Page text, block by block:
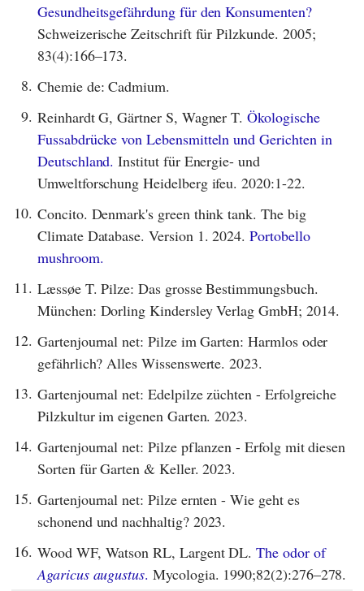
Gesundheitsgefährdung für den Konsumenten?
Schweizerische Zeitschrift für Pilzkunde. 2005;
83(4):166–173.
8. Chemie de: Cadmium.
9. Reinhardt G, Gärtner S, Wagner T.Ökologische
Fussabdrücke von Lebensmitteln und Gerichten in
Deutschland. Institut für Energie- und
Umweltforschung Heidelberg ifeu. 2020:1-22.
10. Concito. Denmark's green think tank. The big
Climate Database. Version 1. 2024.Portobello
mushroom.
11. Læssøe T. Pilze: Das grosse Bestimmungsbuch.
München: Dorling Kindersley Verlag GmbH; 2014.
12. Gartenjournal net: Pilze im Garten: Harmlos oder
gefährlich? Alles Wissenswerte. 2023.
13. Gartenjournal net: Edelpilze züchten - Erfolgreiche
Pilzkultur im eigenen Garten. 2023.
14. Gartenjournal net: Pilze pflanzen - Erfolg mit diesen
Sorten für Garten & Keller. 2023.
15. Gartenjournal net: Pilze ernten - Wie geht es
schonend und nachhaltig? 2023.
16. Wood WF, Watson RL, Largent DL.The odor of
Agaricus augustus. Mycologia. 1990;82(2):276–278.